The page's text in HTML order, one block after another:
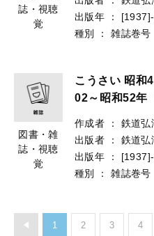
誌・視聴
覚
出版年
：
種別
： 雑誌巻号
図書・雑
誌・視聴
覚
こうさい 昭和
02～昭和52年
作成者 ：
鉄道弘
出版者
：
鉄道弘
出版年
：
種別
： 雑誌巻号
1 2 3 4